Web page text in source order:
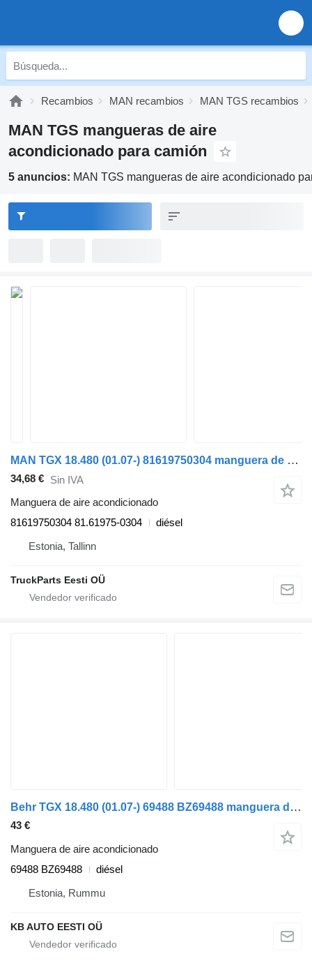
Recambios MAN recambios MAN TGS recambios
MAN TGS mangueras de aire
acondicionado para camión
5 anuncios: MAN TGS mangueras de aire acondicionado
MAN TGX 18.480 (01.07-) 81619750304 manguera de aire acondicionado para MAN TGL, TGM, TGS, TGX (2005-2021) camión
34,68 € Sin IVA
Manguera de aire acondicionado
81619750304 81.61975-0304
diésel
Estonia, Tallinn
TruckParts Eesti OÜ
Behr TGX 18.480 (01.07-) 69488 BZ69488 manguera de aire acondicionado para MAN TGL, TGM, TGS, TGX (2005-2021) camión
43 €
Manguera de aire acondicionado
69488 BZ69488
diésel
Estonia, Rummu
KB AUTO EESTI OÜ